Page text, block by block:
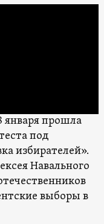
января прошла
под
избирателей».
Навального
выборы в